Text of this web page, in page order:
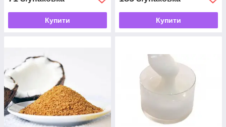
Купити Купити